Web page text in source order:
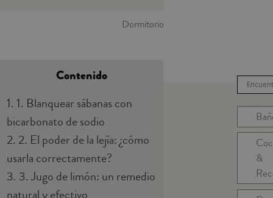
Dormitorio
Contenido
1. 1. Blanquear sábanas con
bicarbonato de sodio
2. 2. El poder de la lejía: ¿cómo
usarla correctamente?
3. 3. Jugo de limón: un remedio
&